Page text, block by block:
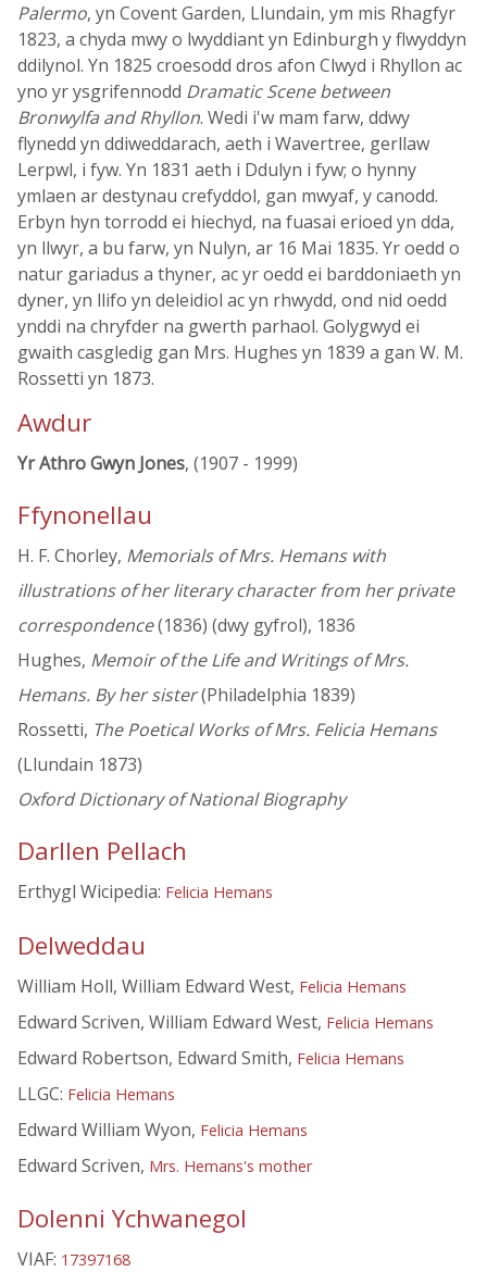
Palermo, yn Covent Garden, Llundain, ym mis Rhagfyr
1823, a chyda mwy o lwyddiant yn Edinburgh y flwyddyn
ddilynol. Yn 1825 croesodd dros afon Clwyd i Rhyllon ac
yno yr ysgrifennodd Dramatic Scene between
Bronwylfa and Rhyllon. Wedi i'w mam farw, ddwy
flynedd yn ddiweddarach, aeth i Wavertree, gerllaw
Lerpwl, i fyw. Yn 1831 aeth i Ddulyn i fyw; o hynny
ymlaen ar destynau crefyddol, gan mwyaf, y canodd.
Erbyn hyn torrodd ei hiechyd, na fuasai erioed yn dda,
yn llwyr, a bu farw, yn Nulyn, ar 16 Mai 1835. Yr oedd o
natur gariadus a thyner, ac yr oedd ei barddoniaeth yn
dyner, yn llifo yn deleidiol ac yn rhwydd, ond nid oedd
ynddi na chryfder na gwerth parhaol. Golygwyd ei
gwaith casgledig gan Mrs. Hughes yn 1839 a gan W. M.
Rossetti yn 1873.
Awdur
Yr Athro Gwyn Jones, (1907 - 1999)
Ffynonellau
H. F. Chorley, Memorials of Mrs. Hemans with
illustrations of her literary character from her private
correspondence(1836) (dwy gyfrol), 1836
Hughes, Memoir of the Life and Writings of Mrs.
Hemans. By her sister(Philadelphia 1839)
Rossetti, The Poetical Works of Mrs. Felicia Hemans
(Llundain 1873)
Oxford Dictionary of National Biography
Darllen Pellach
Erthygl Wicipedia: Felicia Hemans
Delweddau
William Holl, William Edward West, Felicia Hemans
Edward Scriven, William Edward West, Felicia Hemans
Edward Robertson, Edward Smith, Felicia Hemans
LLGC: Felicia Hemans
Edward William Wyon, Felicia Hemans
Edward Scriven, Mrs. Hemans's mother
Dolenni Ychwanegol
VIAF: 17397168